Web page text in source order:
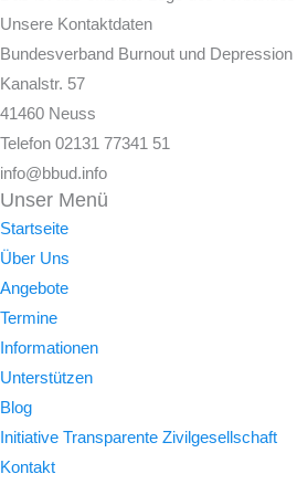
Unsere Kontaktdaten
Bundesverband Burnout und Depression
Kanalstr. 57
41460 Neuss
Telefon 02131 77341 51
info@bbud.info
Unser Menü
Startseite
Über Uns
Angebote
Termine
Informationen
Unterstützen
Blog
Initiative Transparente Zivilgesellschaft
Kontakt